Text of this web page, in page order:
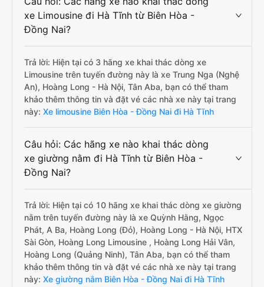
xe Limousine đi Hà Tĩnh từ Biên Hòa -
Đồng Nai?
Trả lời: Hiện tại có 3 hãng xe khai thác dòng xe
Limousine trên tuyến đường này là xe Trung Nga (Nghệ
An), Hoàng Long - Hà Nội, Tân Aba, bạn có thể tham
khảo thêm thông tin và đặt vé các nhà xe này tại trang
này: Xe limousine Biên Hòa - Đồng Nai đi Hà Tĩnh
Câu hỏi: Các hãng xe nào khai thác dòng
xe giường nằm đi Hà Tĩnh từ Biên Hòa -
Đồng Nai?
Trả lời: Hiện tại có 10 hãng xe khai thác dòng xe giường
nằm trên tuyến đường này là xe Quỳnh Hằng, Ngọc
Phát, A Ba, Hoàng Long (Đỏ), Hoàng Long - Hà Nội, HTX
Sài Gòn, Hoàng Long Limousine , Hoàng Long Hải Vân,
Hoàng Long (Quảng Ninh), Tân Aba, bạn có thể tham
khảo thêm thông tin và đặt vé các nhà xe này tại trang
này: Xe giường nằm Biên Hòa - Đồng Nai đi Hà Tĩnh